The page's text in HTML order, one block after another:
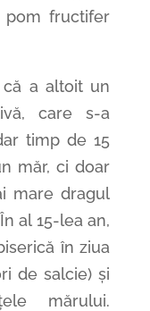
pom fructifer
că a altoit un
care s-a
timp de 15
măr, ci doar
mare dragul
al 15-lea an,
în ziua
de salcie) și
mărului.